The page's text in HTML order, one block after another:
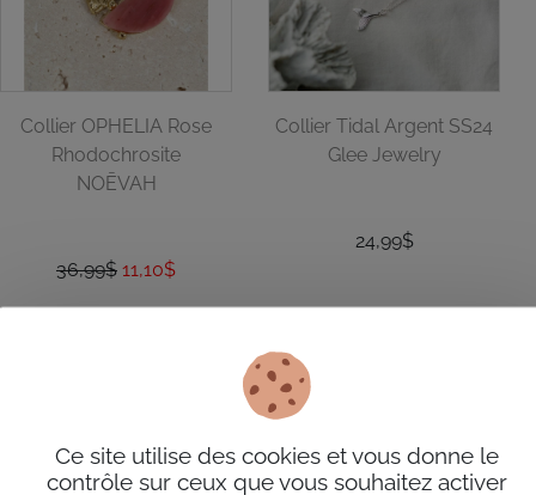
Collier OPHELIA Rose
Rhodochrosite
NOĒVAH
36,99$ 11,10$
Collier Tidal Argent SS24
Glee Jewelry
24,99$
Ce site utilise des cookies et vous donne le
contrôle sur ceux que vous souhaitez activer